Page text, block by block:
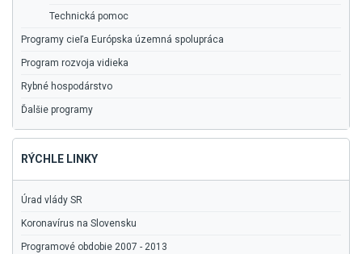
Technická pomoc
Programy cieľa Európska územná spolupráca
Program rozvoja vidieka
Rybné hospodárstvo
Ďalšie programy
RÝCHLE LINKY
Úrad vlády SR
Koronavírus na Slovensku
Programové obdobie 2007 - 2013